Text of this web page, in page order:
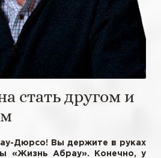
стать другом и
Дюрсо! Вы держите в руках
«Жизнь Абрау». Конечно, у